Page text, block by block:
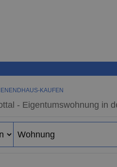
KAUFEN
- Eigentumswohnung in